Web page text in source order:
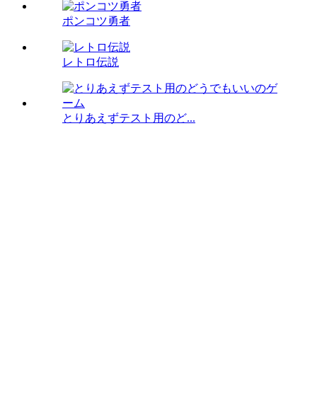
ポンコツ勇者
レトロ伝説
とりあえずテスト用のど...